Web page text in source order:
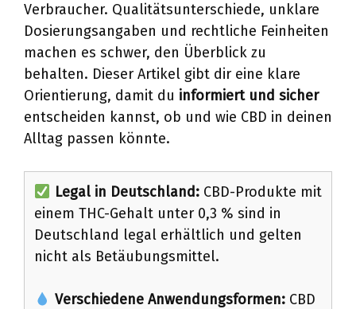
Verbraucher. Qualitätsunterschiede, unklare
Dosierungsangaben und rechtliche Feinheiten
machen es schwer, den Überblick zu
behalten. Dieser Artikel gibt dir eine klare
Orientierung, damit du informiert und sicher
entscheiden kannst, ob und wie CBD in deinen
Alltag passen könnte.
Legal in Deutschland:CBD-Produkte mit
einem THC-Gehalt unter 0,3 % sind in
Deutschland legal erhältlich und gelten
nicht als Betäubungsmittel.
Verschiedene Anwendungsformen:CBD